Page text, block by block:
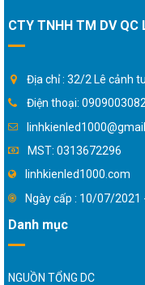
CTY TNHH TM DV QC
Địa chỉ : 32/2 Lê cảnh
Điện thoại:
MST: 0313672296
linhkienled1000.com
Ngày cấp : 10/07/2021
Danh mục
NGUỒN TỔNG DC